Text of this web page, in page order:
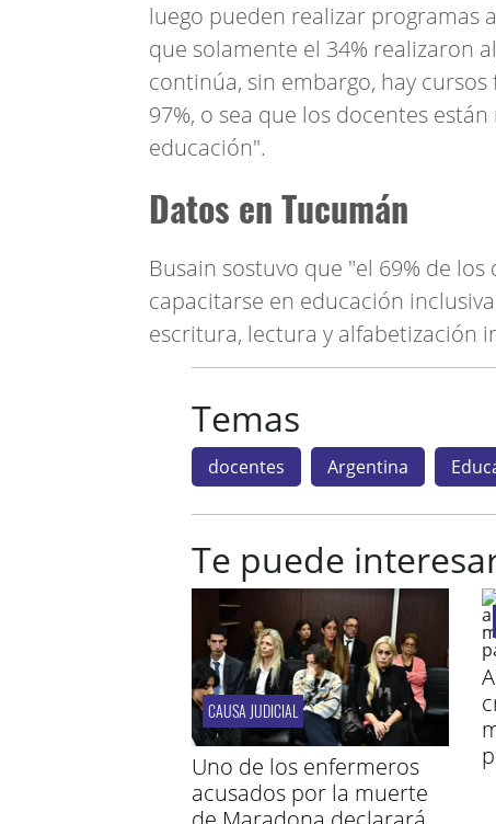
luego pueden realizar programas
que solamente el 34% realizaron
continúa, sin embargo, hay
97%, o sea que los docentes
educación".
Datos en Tucumán
Busain sostuvo que "el 69% de
capacitarse en educación
escritura, lectura y alfabetización
Temas
docentes Argentina
Te puede
CAUSA JUDICIAL
Uno de los enfermeros
acusados por la muerte